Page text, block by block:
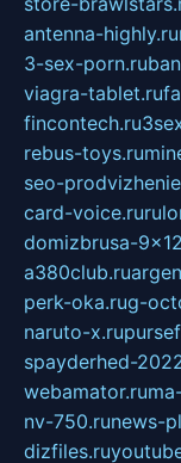
antenna-highly.ru
3-sex-porn.ru
viagra-tablet.ru
fincontech.ru
rebus-toys.ru
seo-
card-voice.ru
domizbrusa-
a380club.ru
perk-oka.rug-
naruto-x.ru
spayderhed-
webamator.ru
nv-750.runews-
dizfiles.ru